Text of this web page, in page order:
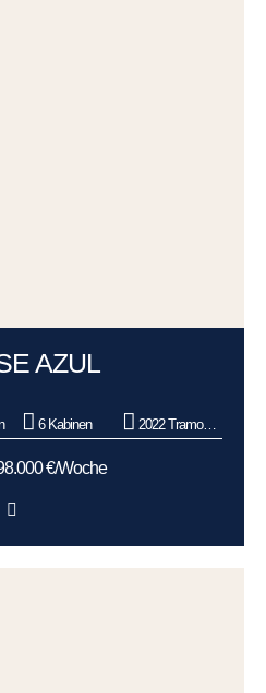
AZUL
6 Kabinen 2022 Tramontana
€/Woche